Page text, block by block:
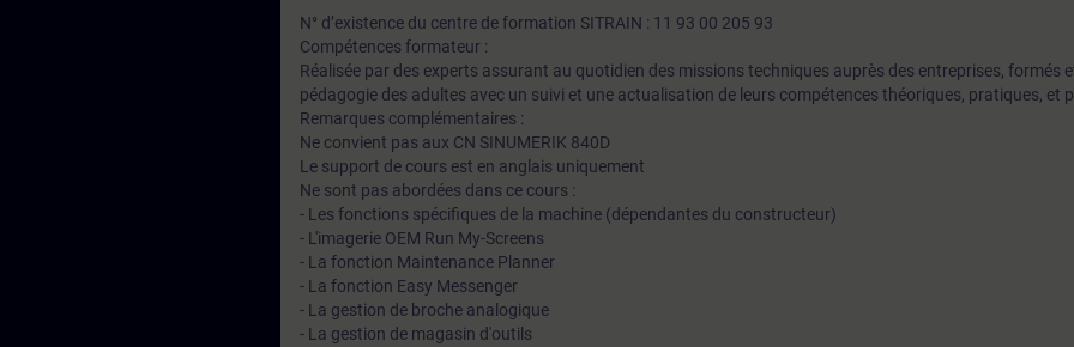
N° d’existence du centre de formation SITRAIN : 11 93 00 205 93
Compétences formateur :
Réalisée par des experts assurant au quotidien des missions techniques auprès des entreprises, formés
pédagogie des adultes avec un suivi et une actualisation de leurs compétences théoriques, pratiques, et
Remarques complémentaires :
Ne convient pas aux CN SINUMERIK 840D
Le support de cours est en anglais uniquement
Ne sont pas abordées dans ce cours :
- Les fonctions spécifiques de la machine (dépendantes du constructeur)
- L'imagerie OEM Run My-Screens
- La fonction Maintenance Planner
- La fonction Easy Messenger
- La gestion de broche analogique
- La gestion de magasin d'outils